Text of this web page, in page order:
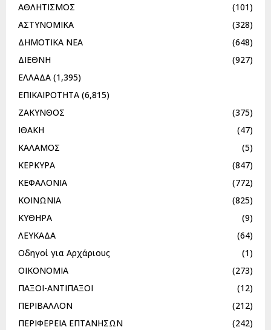
ΑΘΛΗΤΙΣΜΟΣ
(101)
ΑΣΤΥΝΟΜΙΚΑ
(328)
ΔΗΜΟΤΙΚΑ ΝΕΑ
(648)
ΔΙΕΘΝΗ
(927)
ΕΛΛΑΔΑ (1,395)
ΕΠΙΚΑΙΡΟΤΗΤΑ (6,815)
ΖΑΚΥΝΘΟΣ
(375)
ΙΘΑΚΗ
(47)
ΚΑΛΑΜΟΣ
(5)
ΚΕΡΚΥΡΑ
(847)
ΚΕΦΑΛΟΝΙΑ
(772)
ΚΟΙΝΩΝΙΑ
(825)
ΚΥΘΗΡΑ
(9)
ΛΕΥΚΑΔΑ
(64)
Οδηγοί για Αρχάριους
(1)
ΟΙΚΟΝΟΜΙΑ
(273)
ΠΑΞΟΙ-ΑΝΤΙΠΑΞΟΙ
(12)
ΠΕΡΙΒΑΛΛΟΝ
(212)
ΠΕΡΙΦΕΡΕΙΑ ΕΠΤΑΝΗΣΩΝ
(242)